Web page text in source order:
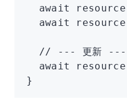
  await
resource
  await
resource
  // --- 更新 ---
  await
resource
}